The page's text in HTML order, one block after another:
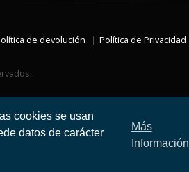
cookies se usan
datos de carácter
Más
Información
de devolución Política de Privacidad